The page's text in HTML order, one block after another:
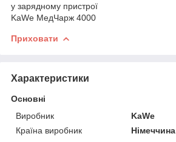
у зарядному пристрої
KaWe МедЧарж 4000
Приховати
Характеристики
Основні
Виробник
KaWe
Країна виробник
Німеччина